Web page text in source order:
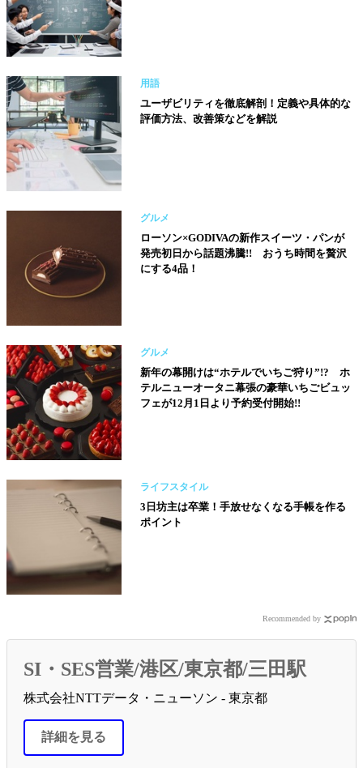
用語
ユーザビリティを徹底解剖！定義や具体的な
評価方法、改善策などを解説
グルメ
ローソン×GODIVAの新作スイーツ・パンが
発売初日から話題沸騰!! おうち時間を贅沢
にする4品！
グルメ
新年の幕開けは“ホテルでいちご狩り”!? ホ
テルニューオータニ幕張の豪華いちごビュッ
フェが12月1日より予約受付開始!!
ライフスタイル
3日坊主は卒業！手放せなくなる手帳を作る
ポイント
Recommended by
SI・SES営業/港区/東京都/三田駅
株式会社NTTデータ・ニューソン - 東京都
詳細を見る